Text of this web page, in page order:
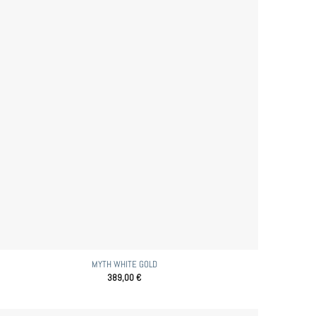
MYTH WHITE GOLD
389,00€